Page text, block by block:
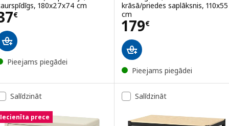
180x27x74 cm
€ 37€
Pieejams piegādei
krāsā/priedes saplāksnis, 110x55
cm
179€
Cena 179€
Pieejams piegādei
Salīdzināt
Iecienīta prece
Salīdzināt